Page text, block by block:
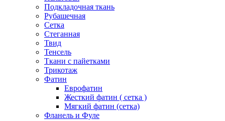
Подкладочная ткань
Рубашечная
Сетка
Стеганная
Твид
Тенсель
Ткани с пайетками
Трикотаж
Фатин
Еврофатин
Жесткий фатин ( сетка )
Мягкий фатин (сетка)
Фланель и Фуле